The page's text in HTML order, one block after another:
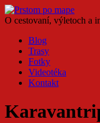
O cestovaní, výletoch a
Blog
Trasy
Fotky
Videotéka
Kontakt